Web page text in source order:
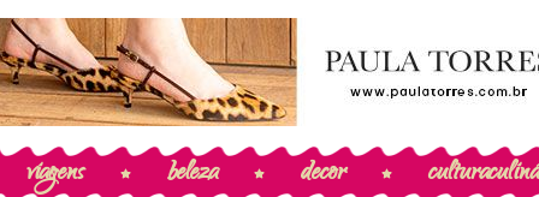
viagens beleza decor cultura